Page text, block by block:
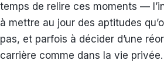
temps de relire ces moments —
à mettre au jour des aptitudes
pas, et parfois à décider d’une
carrière comme dans la vie privée.